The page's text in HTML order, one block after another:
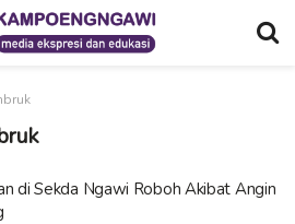
di Sekda Ngawi Roboh Akibat Angin